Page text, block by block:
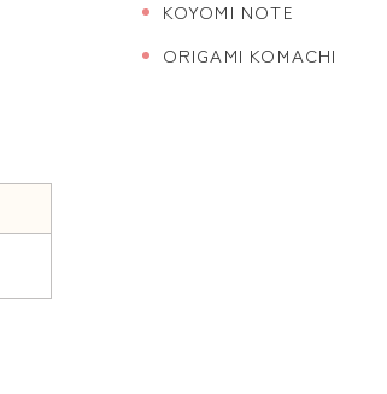
KOYOMI NOTE
ORIGAMI KOMACHI